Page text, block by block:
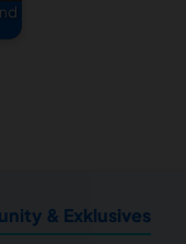
& Exklusives